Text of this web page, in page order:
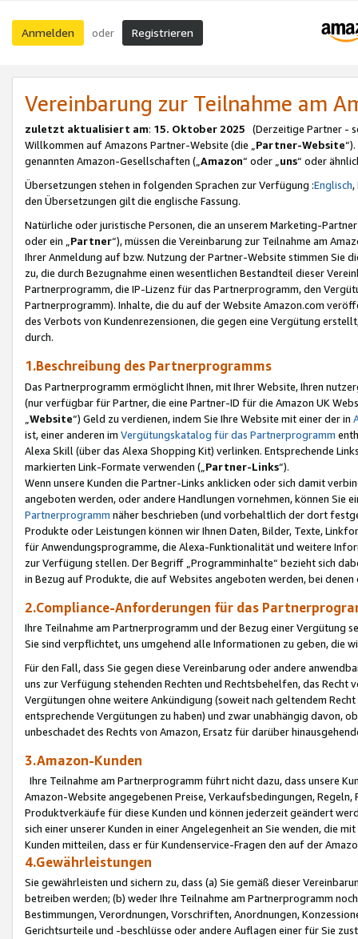
Anmelden oder Registrieren
Vereinbarung zur Teilnahme am
zuletzt aktualisiert am: 15. Oktober 2025 (Derzeitige Partner -
Willkommen auf Amazons Partner-Website (die „Partner-Website
genannten Amazon-Gesellschaften („Amazon“ oder „uns“ oder
Übersetzungen stehen in folgenden Sprachen zur Verfügung :Englisch,
den Übersetzungen gilt die englische Fassung.
Natürliche oder juristische Personen, die an unserem Marketing-
oder ein „Partner“), müssen die Vereinbarung zur Teilnahme am
Ihrer Anmeldung auf bzw. Nutzung der Partner-Website stimmen Sie
zu, die durch Bezugnahme einen wesentlichen Bestandteil dieser
Partnerprogramm, die IP-Lizenz für das Partnerprogramm, den
Partnerprogramm). Inhalte, die du auf der Website Amazon.com
des Verbots von Kundenrezensionen, die gegen eine Vergütung
durch.
1.Beschreibung des Partnerprogramms
Das Partnerprogramm ermöglicht Ihnen, mit Ihrer Website, Ihren
(nur verfügbar für Partner, die eine Partner-ID für die Amazon UK
Website“) Geld zu verdienen, indem Sie Ihre Website mit einer der in
ist, einer anderen im Vergütungskatalog für das Partnerprogramm
Alexa Skill (über das Alexa Shopping Kit) verlinken. Entsprechende
markierten Link-Formate verwenden („ Partner-Links“).
Wenn unsere Kunden die Partner-Links anklicken oder sich damit
angeboten werden, oder andere Handlungen vornehmen, können Sie
Partnerprogramm näher beschrieben (und vorbehaltlich der dort
Produkte oder Leistungen können wir Ihnen Daten, Bilder, Texte,
für Anwendungsprogramme, die Alexa-Funktionalität und weitere
zur Verfügung stellen. Der Begriff „Programminhalte“ bezieht sich
in Bezug auf Produkte, die auf Websites angeboten werden, bei
2.Compliance-Anforderungen für das
Ihre Teilnahme am Partnerprogramm und der Bezug einer Vergütung
Sie sind verpflichtet, uns umgehend alle Informationen zu geben, die
Für den Fall, dass Sie gegen diese Vereinbarung oder andere
uns zur Verfügung stehenden Rechten und Rechtsbehelfen, das
Vergütungen ohne weitere Ankündigung (soweit nach geltendem
entsprechende Vergütungen zu haben) und zwar unabhängig davon,
unbeschadet des Rechts von Amazon, Ersatz für darüber
3.Amazon-Kunden
Ihre Teilnahme am Partnerprogramm führt nicht dazu, dass unsere
Amazon-Website angegebenen Preise, Verkaufsbedingungen,
Produktverkäufe für diese Kunden und können jederzeit geändert
sich einer unserer Kunden in einer Angelegenheit an Sie wenden, die
Kunden mitteilen, dass er für Kundenservice-Fragen den auf der
4.Gewährleistungen
Sie gewährleisten und sichern zu, dass (a) Sie gemäß dieser
betreiben werden; (b) weder Ihre Teilnahme am Partnerprogramm
Bestimmungen, Verordnungen, Vorschriften, Anordnungen,
Gerichtsurteile und -beschlüsse oder andere Auflagen einer für Sie